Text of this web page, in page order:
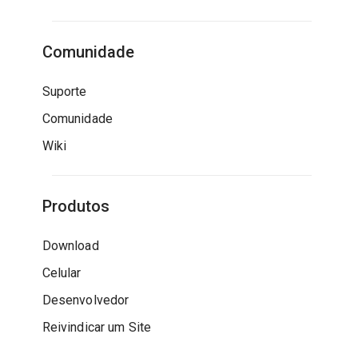
Comunidade
Suporte
Comunidade
Wiki
Produtos
Download
Celular
Desenvolvedor
Reivindicar um Site